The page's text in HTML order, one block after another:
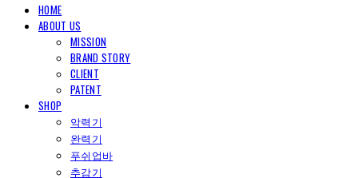
HOME
ABOUT US
MISSION
BRAND STORY
CLIENT
PATENT
SHOP
악력기
완력기
푸쉬업바
추감기